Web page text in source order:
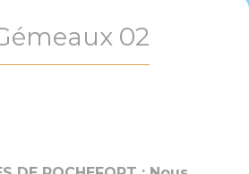
02